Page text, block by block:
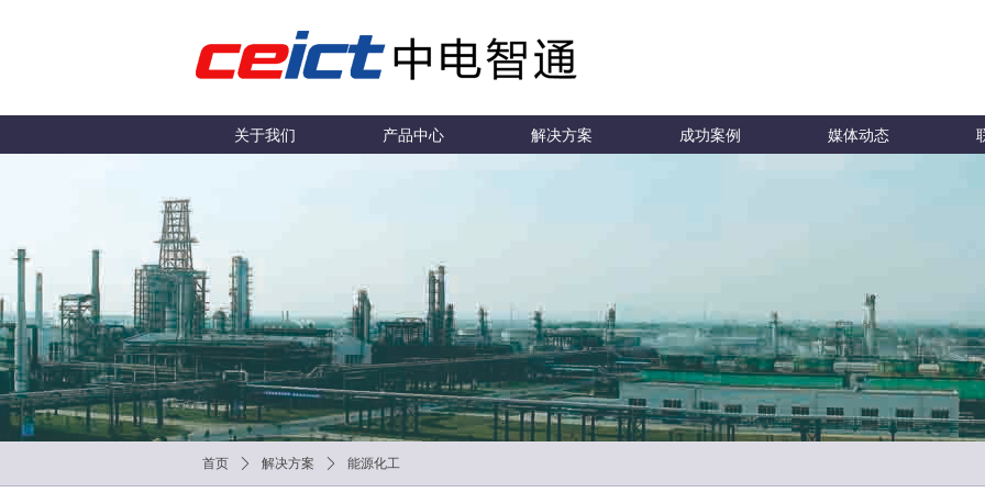
关于我们 产品中心 解决方案 成功案例 媒体动态
首页 ꄲ 解决方案 ꄲ 能源化工